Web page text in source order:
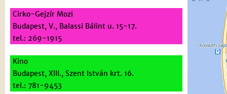
Cirko-Gejzír Mozi
Budapest, V., Balassi Bálint u. 15-17.
tel.: 269-1915
Kino
Budapest, XIII., Szent István krt. 16.
tel.: 781-9453